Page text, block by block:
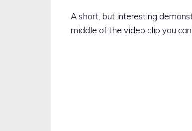
A short, but interesting
middle of the video clip you